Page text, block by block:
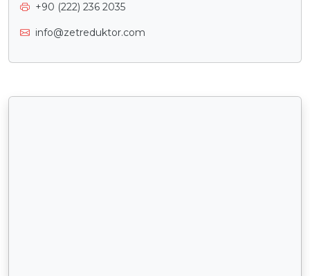
+90 (222) 236 2035
info@zetreduktor.com